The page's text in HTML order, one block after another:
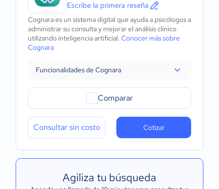
Escribe la primera reseña
Cognara es un sistema digital que ayuda a psicólogos a
administrar su consulta y mejorar el análisis clínico
utilizando inteligencia artificial. Conocer más sobre
Cognara
Funcionalidades de Cognara
Comparar
Consultar sin costo Cotizar
Agiliza tu búsqueda